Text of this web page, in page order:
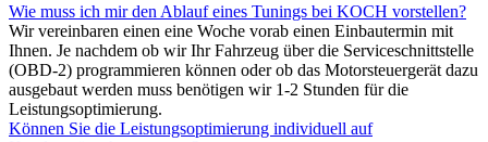
Wie muss ich mir den Ablauf eines Tunings bei KOCH vorstellen?
Wir vereinbaren einen eine Woche vorab einen Einbautermin mit
Ihnen. Je nachdem ob wir Ihr Fahrzeug über die Serviceschnittstelle
(OBD-2) programmieren können oder ob das Motorsteuergerät dazu
ausgebaut werden muss benötigen wir 1-2 Stunden für die
Leistungsoptimierung.
Können Sie die Leistungsoptimierung individuell auf